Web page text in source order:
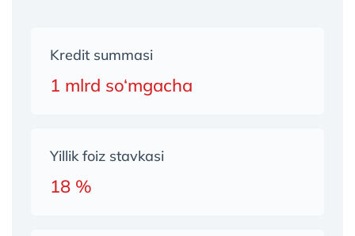
Kredit summasi
1 mlrd so‘mgacha
Yillik foiz stavkasi
18 %